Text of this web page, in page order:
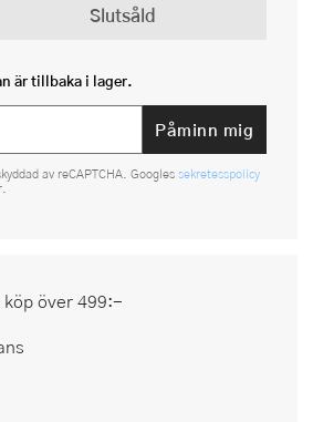
Slutsåld
är tillbaka i lager.
Påminn mig
av reCAPTCHA. Googles sekretesspolicy
över 499:-